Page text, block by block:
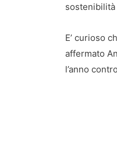
sostenibilità
E’ curioso
affermato
l’anno